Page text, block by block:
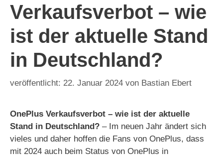
Verkaufsverbot – wie
ist der aktuelle Stand
in Deutschland?
22. Januar 2024 von Bastian Ebert
OnePlus Verkaufsverbot – wie ist der aktuelle
Stand in Deutschland? – Im neuen Jahr ändert sich
vieles und daher hoffen die Fans von OnePlus, dass
mit 2024 auch beim Status von OnePlus in